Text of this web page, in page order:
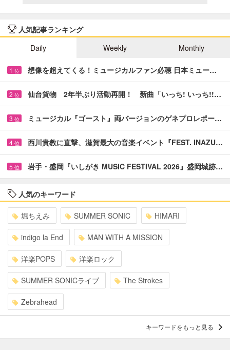
人気記事ランキング
Daily
Weekly Monthly
1 位 想像を超えてくる！ミュージカルファン必聴 日本ミュー…
2 位 仙台貨物 2年半ぶり活動再開！ 新曲「いっち! いっち!!…
3 位 ミュージカル『ゴースト』両バージョンのゲネプロレポー…
4 位 西川貴教に直撃、滋賀最大の音楽イベント『FEST. INAZU…
5 位 岩手・盛岡『いしがき MUSIC FESTIVAL 2026』盛岡城跡…
人気のキーワード
堀ちえみ SUMMER SONIC HIMARI
indigo la End MAN WITH A MISSION
洋楽POPS 洋楽ロック
SUMMER SONICライブ The Strokes
Zebrahead
キーワードをもっと見る